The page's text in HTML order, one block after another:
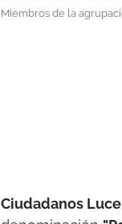
Miembros de la
Ciudadanos